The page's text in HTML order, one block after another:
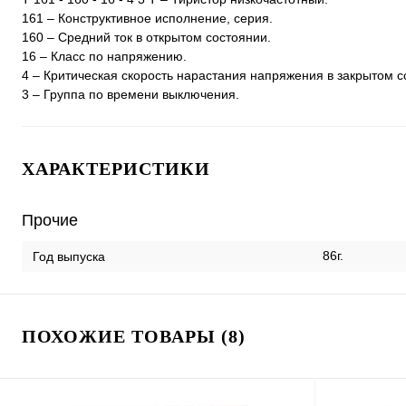
161 – Конструктивное исполнение, серия.
160 – Средний ток в открытом состоянии.
16 – Класс по напряжению.
4 – Критическая скорость нарастания напряжения в закрытом
3 – Группа по времени выключения.
ХАРАКТЕРИСТИКИ
Прочие
Год выпуска 86г.
ПОХОЖИЕ ТОВАРЫ (8)